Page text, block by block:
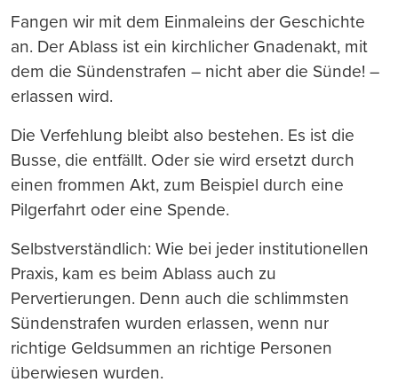
Fangen wir mit dem Einmaleins der Geschichte
an. Der Ablass ist ein kirchlicher Gnadenakt, mit
dem die Sündenstrafen – nicht aber die Sünde! –
erlassen wird.
Die Verfehlung bleibt also bestehen. Es ist die
Busse, die entfällt. Oder sie wird ersetzt durch
einen frommen Akt, zum Beispiel durch eine
Pilgerfahrt oder eine Spende.
Selbstverständlich: Wie bei jeder institutionellen
Praxis, kam es beim Ablass auch zu
Pervertierungen. Denn auch die schlimmsten
Sündenstrafen wurden erlassen, wenn nur
richtige Geldsummen an richtige Personen
überwiesen wurden.